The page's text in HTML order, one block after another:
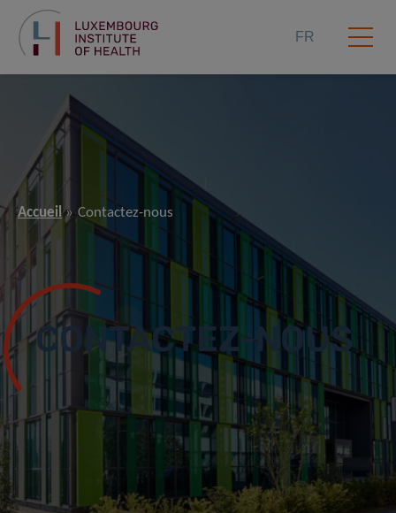
FR
Accueil Contactez-nous
CONTACTEZ-NOUS